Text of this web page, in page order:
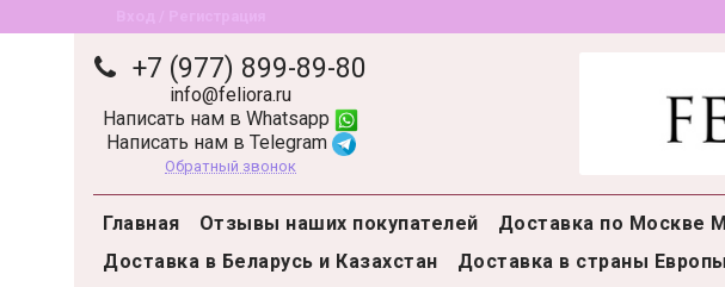
+7 (977) 899-89-80
info@feliora.ru
Написать нам в Whatsapp
Написать нам в Telegram
Обратный звонок
Главная Отзывы наших покупателей Доставка по Москве
Доставка в Беларусь и Казахстан
Доставка в страны